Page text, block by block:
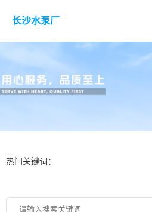
长沙水泵厂
热门关键词：